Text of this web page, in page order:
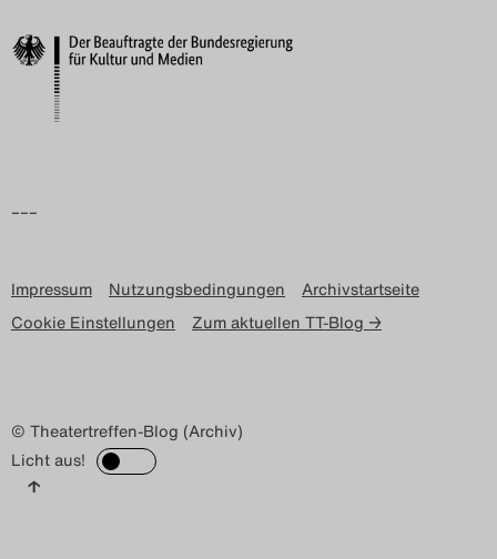
Nutzungsbedingungen
–––
Impressum Nutzungsbedingungen
Archivstartseite
Cookie Einstellungen
Zum aktuellen TT-Blog →
© Theatertreffen-Blog (Archiv)
Licht aus!
↑